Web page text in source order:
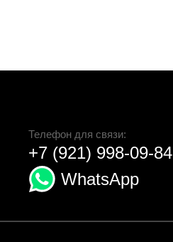
Телефон для связи:
+7 (921) 998-09-84
WhatsApp